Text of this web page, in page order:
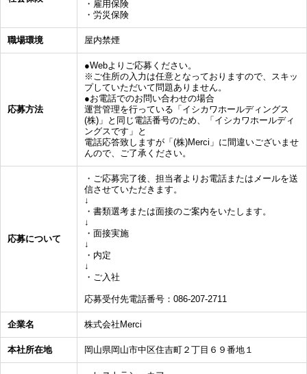
・雇用保険
・労災保険
職場環境 屋内禁煙
応募方法
●Webよりご応募ください。
※ご住所の入力は任意となっておりますので、スキッ
プしていただいて問題ありません。
●お電話でのお問い合わせの場合
運営管理を行っている「イシカワホールディングス
(株)」と同じ電話番号のため、「イシカワホールディ
ングスです」と
電話応答致しますが「(株)Merci」に間違いございませ
んので、ご了承ください。
応募について
・ご応募完了後、担当者よりお電話またはメールを送
信させていただきます。
↓
・書類選考または面接のご案内をいたします。
↓
・面接実施
↓
・内定
↓
・ご入社
応募受付先電話番号：086-207-2711
企業名 株式会社Merci
本社所在地 岡山県岡山市中区住吉町２丁目６９番地１